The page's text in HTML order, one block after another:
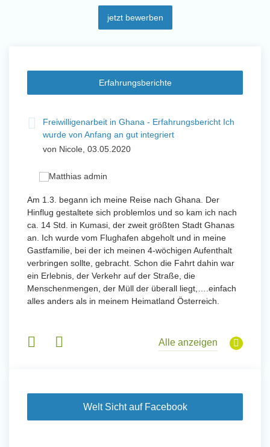
jetzt bewerben
Erfahrungsberichte
Freiwilligenarbeit in Ghana - Erfahrungsbericht Ich
wurde von Anfang an gut integriert
von Nicole, 03.05.2020
Am 1.3. begann ich meine Reise nach Ghana. Der
Hinflug gestaltete sich problemlos und so kam ich nach
ca. 14 Std. in Kumasi, der zweit größten Stadt Ghanas
an. Ich wurde vom Flughafen abgeholt und in meine
Gastfamilie, bei der ich meinen 4-wöchigen Aufenthalt
verbringen sollte, gebracht. Schon die Fahrt dahin war
ein Erlebnis, der Verkehr auf der Straße, die
Menschenmengen, der Müll der überall liegt,….einfach
alles anders als in meinem Heimatland Österreich.
Alle anzeigen
Welt Sicht auf Facebook